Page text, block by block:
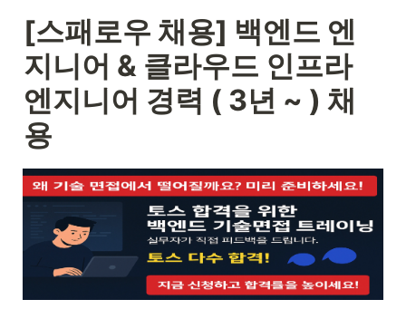
[스패로우 채용] 백엔드 엔
지니어 & 클라우드 인프라
엔지니어 경력 ( 3년 ~ ) 채
용